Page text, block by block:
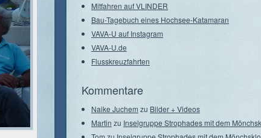
Mitfahren auf VLINDER
Bau-Tagebuch eines Hochsee-Katamaran
VAVA-U auf Instagram
VAVA-U.de
Flusskreuzfahrten
Kommentare
Naike Juchemzu Bilder + Videos
Martin zu Inselgruppe Strophades mit dem